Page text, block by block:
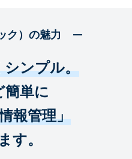
ク）の魅力
ンプル。
単に
報管理」
す。